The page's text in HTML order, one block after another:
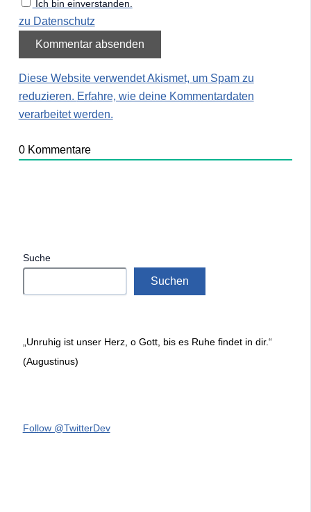
Ich bin einverstanden.
zu Datenschutz
Diese Website verwendet Akismet, um Spam zu
reduzieren. Erfahre, wie deine Kommentardaten
verarbeitet werden.
0Kommentare
Suche
Suchen
„Unruhig ist unser Herz, o Gott, bis es Ruhe findet in dir.“
(Augustinus)
Follow @TwitterDev